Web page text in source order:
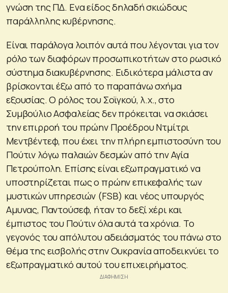
γνώση της ΠΔ. Ενα είδος δηλαδή σκιώδους
παράλληλης κυβέρνησης.
Είναι παράλογα λοιπόν αυτά που λέγονται για τον
ρόλο των διαφόρων προσωπικοτήτων στο ρωσικό
σύστημα διακυβέρνησης. Ειδικότερα μάλιστα αν
βρίσκονται έξω από το παραπάνω σχήμα
εξουσίας. Ο ρόλος του Σοϊγκού, λ.χ., στο
Συμβούλιο Ασφαλείας δεν πρόκειται να σκιάσει
την επιρροή του πρώην Προέδρου Ντμίτρι
Μεντβέντεφ, που έχει την πλήρη εμπιστοσύνη του
Πούτιν λόγω παλαιών δεσμών από την Αγία
Πετρούπολη. Επίσης είναι εξωπραγματικό να
υποστηρίζεται πως ο πρώην επικεφαλής των
μυστικών υπηρεσιών (FSB) και νέος υπουργός
Αμυνας, Παντούσεφ, ήταν το δεξί χέρι και
έμπιστος του Πούτιν όλα αυτά τα χρόνια. Το
γεγονός του απόλυτου αδειάσματός του πάνω στο
θέμα της εισβολής στην Ουκρανία αποδεικνύει το
εξωπραγματικό αυτού του επιχειρήματος.